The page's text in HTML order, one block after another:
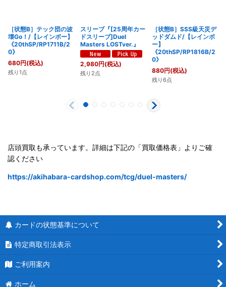
［状態B］テック団の波
壊Go！/【レインボー】
《20thSP/RP1711B/2
0》
680円(税込)
残り1点
スリーブ『[25周年カー
ドスリーブ]Duel
Masters LOSTver.』
2,980円(税込)
残り2点
［状態B］SSS級天災デ
ッドダムド/【レインボ
ー】
《20thSP/RP1816B/2
0》
880円(税込)
残り6点
店頭買取も承っています。詳細は下記の「買取価格表」よりご確
認ください
https://akihabara-cardshop.com/tcg/duel-masters/
カードの状態基準について
特定商取引法表示
ご利用案内
ホーム